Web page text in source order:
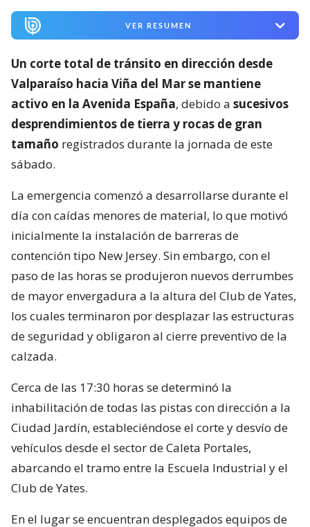
VER RESUMEN
Un corte total de tránsito en dirección desde
Valparaíso hacia Viña del Mar se mantiene
activo en la Avenida España, debido a sucesivos
desprendimientos de tierra y rocas de gran
tamaño registrados durante la jornada de este
sábado.
La emergencia comenzó a desarrollarse durante el
día con caídas menores de material, lo que motivó
inicialmente la instalación de barreras de
contención tipo New Jersey. Sin embargo, con el
paso de las horas se produjeron nuevos derrumbes
de mayor envergadura a la altura del Club de Yates,
los cuales terminaron por desplazar las estructuras
de seguridad y obligaron al cierre preventivo de la
calzada.
Cerca de las 17:30 horas se determinó la
inhabilitación de todas las pistas con dirección a la
Ciudad Jardín, estableciéndose el corte y desvío de
vehículos desde el sector de Caleta Portales,
abarcando el tramo entre la Escuela Industrial y el
Club de Yates.
En el lugar se encuentran desplegados equipos de